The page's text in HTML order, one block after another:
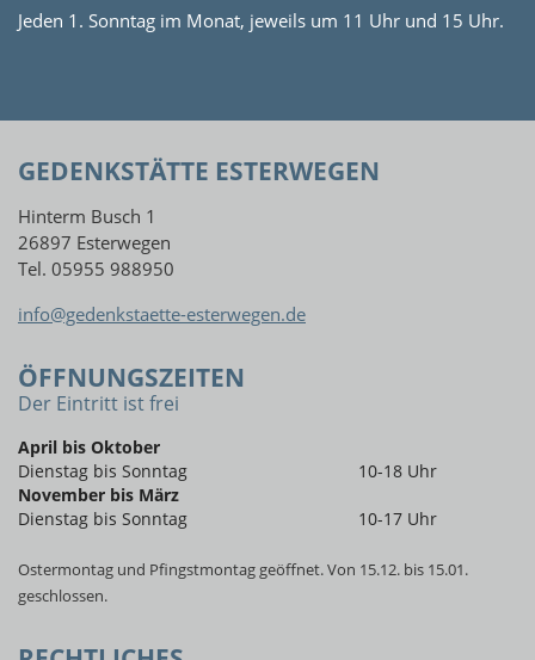
Jeden 1. Sonntag im Monat, jeweils um 11 Uhr und 15 Uhr.
GEDENKSTÄTTE ESTERWEGEN
Hinterm Busch 1
26897 Esterwegen
Tel. 05955 988950
info@gedenkstaette-esterwegen.de
ÖFFNUNGSZEITEN
Der Eintritt ist frei
April bis Oktober
Dienstag bis Sonntag
10-18 Uhr
November bis März
Dienstag bis Sonntag
10-17 Uhr
Ostermontag und Pfingstmontag geöffnet. Von 15.12. bis 15.01.
geschlossen.